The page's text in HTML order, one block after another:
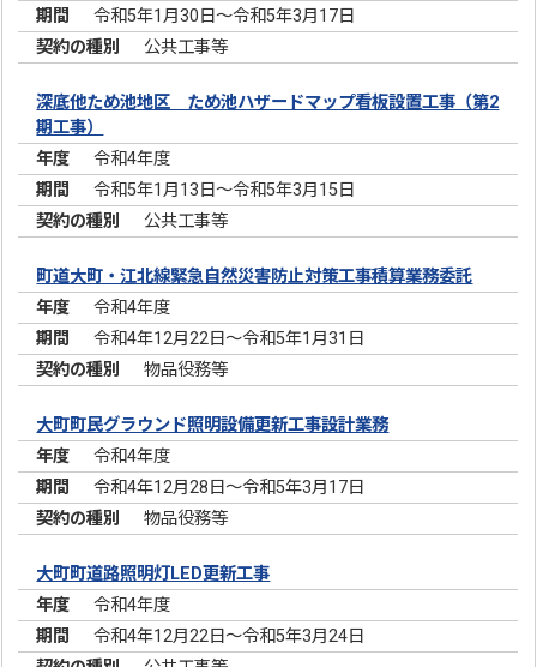
令和5年1月30日～令和5年3月17日
公共工事等
深底他ため池地区 ため池ハザードマップ看板設置工事（第2
期工事）
令和4年度
令和5年1月13日～令和5年3月15日
公共工事等
町道大町・江北線緊急自然災害防止対策工事積算業務委託
令和4年度
令和4年12月22日～令和5年1月31日
物品役務等
大町町民グラウンド照明設備更新工事設計業務
令和4年度
令和4年12月28日～令和5年3月17日
物品役務等
大町町道路照明灯LED更新工事
令和4年度
令和4年12月22日～令和5年3月24日